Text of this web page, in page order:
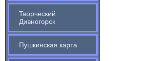
Творческий
Дивногорск
Пушкинская карта